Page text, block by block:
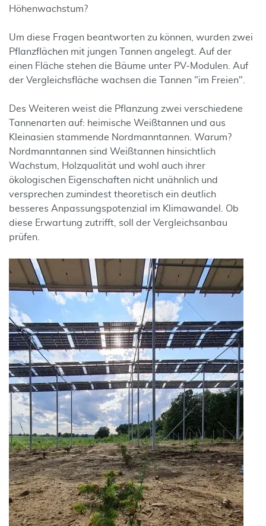
Höhenwachstum?
Um diese Fragen beantworten zu können, wurden zwei
Pflanzflächen mit jungen Tannen angelegt. Auf der
einen Fläche stehen die Bäume unter PV-Modulen. Auf
der Vergleichsfläche wachsen die Tannen "im Freien".
Des Weiteren weist die Pflanzung zwei verschiedene
Tannenarten auf: heimische Weißtannen und aus
Kleinasien stammende Nordmanntannen. Warum?
Nordmanntannen sind Weißtannen hinsichtlich
Wachstum, Holzqualität und wohl auch ihrer
ökologischen Eigenschaften nicht unähnlich und
versprechen zumindest theoretisch ein deutlich
besseres Anpassungspotenzial im Klimawandel. Ob
diese Erwartung zutrifft, soll der Vergleichsanbau
prüfen.